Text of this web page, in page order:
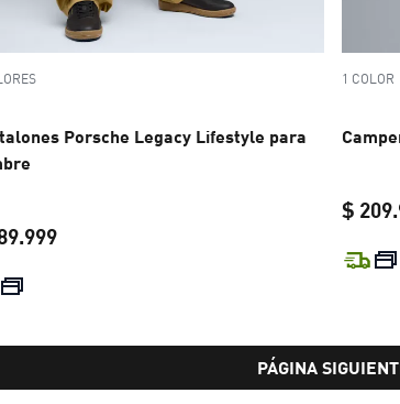
Porsche Legacy Lifestyle para
1 COLOR
$
PÁGINA